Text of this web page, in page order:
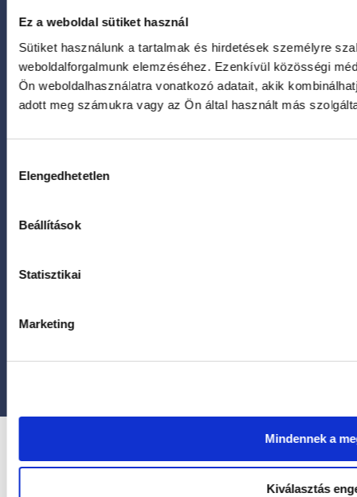
Ez a weboldal sütiket használ
Sütiket használunk a tartalmak és hirdetések személyre
weboldalforgalmunk elemzéséhez. Ezenkívül közösségi
Ön weboldalhasználatra vonatkozó adatait, akik
adott meg számukra vagy az Ön által használt más
kiválasztása
Elengedhetetlen
Beállítások
Statisztikai
Marketing
Mindennek a
Kiválasztás
+36 30 450 3333
ugyfelszolgalat@focusmed.hu
Nyitvatartási idő
Hétfőtől – péntekig: 8:00-16:30
Szolgáltatások
Lézeres szemműtét (40-65 év)
© Focus Medical minden jog fenntartva